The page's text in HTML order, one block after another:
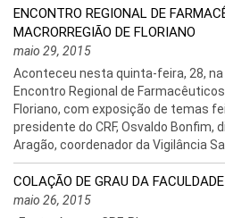
ENCONTRO REGIONAL DE
MACRORREGIÃO DE FLORIANO
maio 29, 2015
Aconteceu nesta quinta-feira, 28, na
Encontro Regional de
Floriano, com exposição de temas
presidente do CRF, Osvaldo Bonfim,
Aragão, coordenador da Vigilância
COLAÇÃO DE GRAU DA
maio 26, 2015